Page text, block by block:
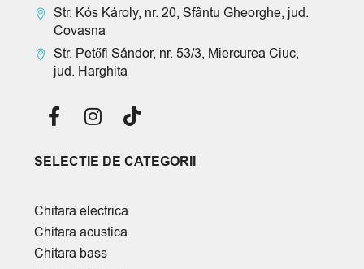
Str. Kós Károly, nr. 20, Sfântu Gheorghe, jud.
Covasna
Str. Petőfi Sándor, nr. 53/3, Miercurea Ciuc,
jud. Harghita
SELECTIE DE CATEGORII
Chitara electrica
Chitara acustica
Chitara bass